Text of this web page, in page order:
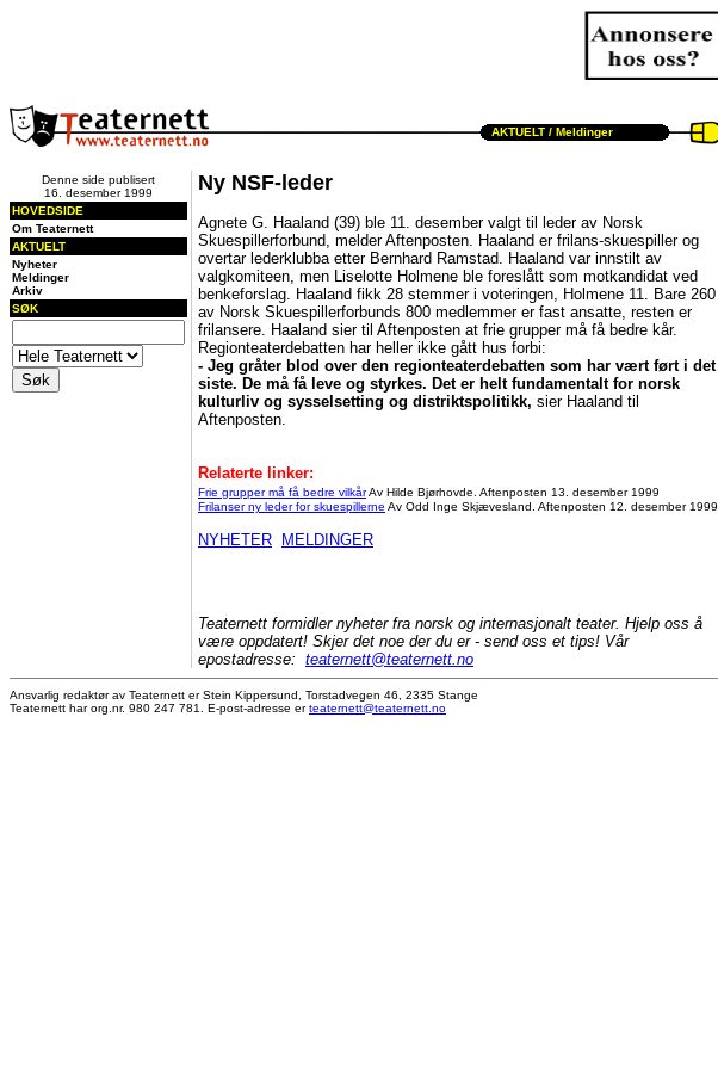
AKTUELT / Meldinger
Denne side publisert
16. desember 1999
HOVEDSIDE
Om Teaternett
AKTUELT
Nyheter
Meldinger
Arkiv
SØK
Ny NSF-leder
Agnete G. Haaland (39) ble 11. desember valgt til leder av Norsk
Skuespillerforbund, melder Aftenposten. Haaland er frilans-skuespiller og
overtar lederklubba etter Bernhard Ramstad. Haaland var innstilt av
valgkomiteen, men Liselotte Holmene ble foreslått som motkandidat ved
benkeforslag. Haaland fikk 28 stemmer i voteringen, Holmene 11. Bare 260
av Norsk Skuespillerforbunds 800 medlemmer er fast ansatte, resten er
frilansere. Haaland sier til Aftenposten at frie grupper må få bedre kår.
Regionteaterdebatten har heller ikke gått hus forbi:
- Jeg gråter blod over den regionteaterdebatten som har vært ført i det
siste. De må få leve og styrkes. Det er helt fundamentalt for norsk
kulturliv og sysselsetting og distriktspolitikk, sier Haaland til
Aftenposten.
Relaterte linker:
Frie grupper må få bedre vilkårAv Hilde Bjørhovde. Aftenposten 13. desember 1999
Frilanser ny leder for skuespillerne Av Odd Inge Skjævesland. Aftenposten 12. desember 1999
NYHETER MELDINGER
Teaternett formidler nyheter fra norsk og internasjonalt teater. Hjelp oss å
være oppdatert! Skjer det noe der du er - send oss et tips! Vår
epostadresse: teaternett@teaternett.no
Ansvarlig redaktør av Teaternett er Stein Kippersund, Torstadvegen 46, 2335 Stange
Teaternett har org.nr. 980 247 781. E-post-adresse erteaternett@teaternett.no